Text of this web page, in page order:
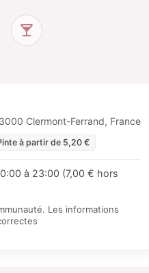
Clermont-Ferrand, France
à partir de 5,20 €
à 23:00 (7,00 € hors
Les informations